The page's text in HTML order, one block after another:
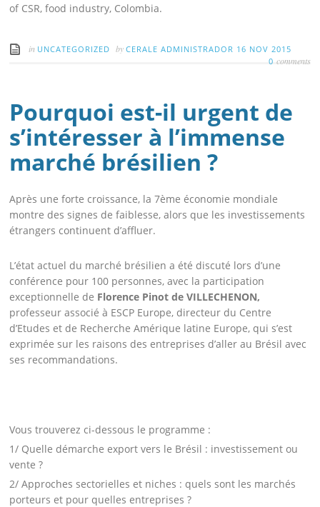
of CSR, food industry, Colombia.
in UNCATEGORIZED byCERALE ADMINISTRADOR 16 NOV 2015
0 comments
Pourquoi est-il urgent de
s’intéresser à l’immense
marché brésilien ?
Après une forte croissance, la 7ème économie mondiale
montre des signes de faiblesse, alors que les investissements
étrangers continuent d’affluer.
L’état actuel du marché brésilien a été discuté lors d’une
conférence pour 100 personnes, avec la participation
exceptionnelle de Florence Pinot de VILLECHENON,
professeur associé à ESCP Europe, directeur du Centre
d’Etudes et de Recherche Amérique latine Europe, qui s’est
exprimée sur les raisons des entreprises d’aller au Brésil avec
ses recommandations.
Vous trouverez ci-dessous le programme :
1/ Quelle démarche exportvers le Brésil : investissement ou
vente ?
2/ Approches sectorielles et niches : quels sont les marchés
porteurs et pour quelles entreprises ?